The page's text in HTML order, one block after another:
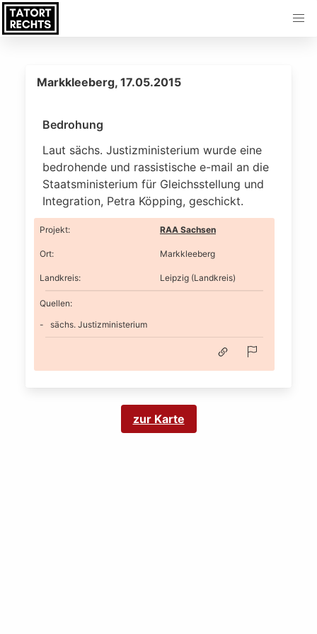
Markkleeberg, 17.05.2015
Bedrohung
Laut sächs. Justizministerium wurde eine
bedrohende und rassistische e-mail an die
Staatsministerium für Gleichsstellung und
Integration, Petra Köpping, geschickt.
Projekt: RAA Sachsen
Ort: Markkleeberg
Landkreis: Leipzig (Landkreis)
Quellen:
sächs. Justizministerium
zur Karte